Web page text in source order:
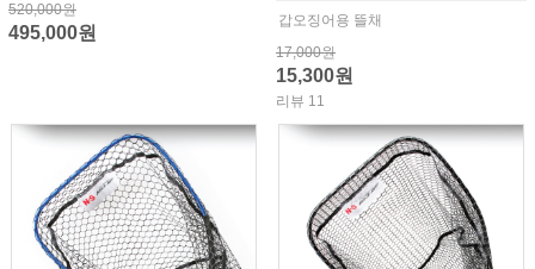
520,000원
495,000원
갑오징어용 뜰채
17,000원
15,300원
리뷰 11